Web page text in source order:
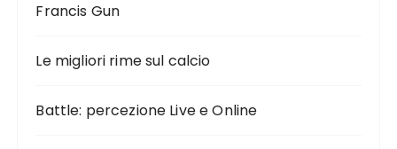
Francis Gun
Le migliori rime sul calcio
Battle: percezione Live e Online